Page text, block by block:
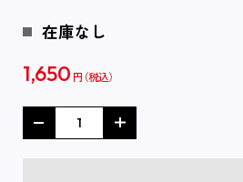
在庫なし
1,650 円